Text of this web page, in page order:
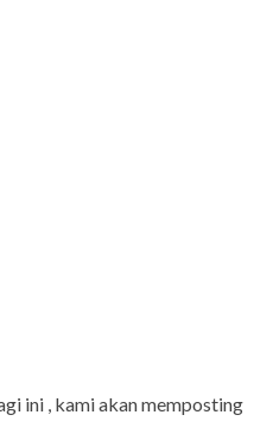
ini , kami akan memposting